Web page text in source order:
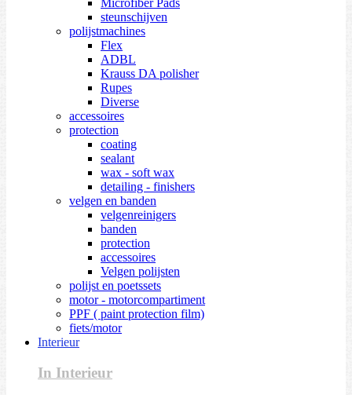
steunschijven
polijstmachines
Flex
ADBL
Krauss DA polisher
Rupes
Diverse
accessoires
protection
coating
sealant
wax - soft wax
detailing - finishers
velgen en banden
velgenreinigers
banden
protection
accessoires
Velgen polijsten
polijst en poetssets
motor - motorcompartiment
PPF ( paint protection film)
fiets/motor
Interieur
In Interieur